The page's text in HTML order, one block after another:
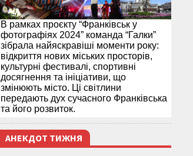
В рамках проєкту “Франківськ у
фотографіях 2024” команда “Галки”
зібрала найяскравіші моменти року:
відкриття нових міських просторів,
культурні фестивалі, спортивні
досягнення та ініціативи, що
змінюють місто. Ці світлини
передають дух сучасного Франківська
та його розвиток.
АНЕКДОТ ТИЖНЯ